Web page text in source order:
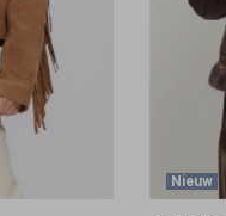
Nieuw